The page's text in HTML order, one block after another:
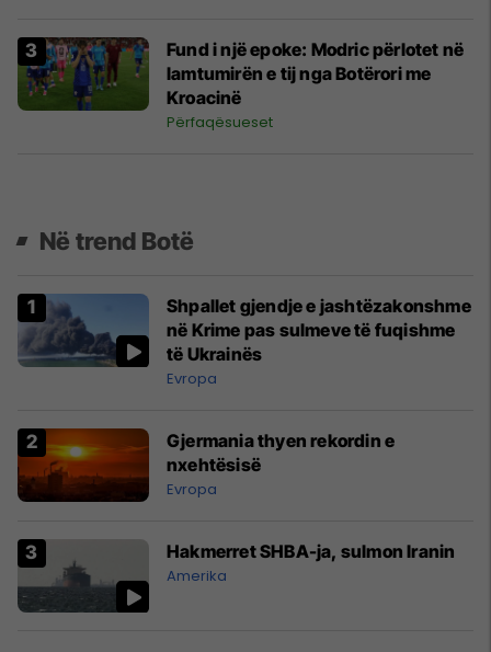
Fund i një epoke: Modric përlotet në
lamtumirën e tij nga Botërori me
Kroacinë
Përfaqësueset
Në trend Botë
Shpallet gjendje e jashtëzakonshme
në Krime pas sulmeve të fuqishme
të Ukrainës
Evropa
Gjermania thyen rekordin e
nxehtësisë
Evropa
Hakmerret SHBA-ja, sulmon Iranin
Amerika